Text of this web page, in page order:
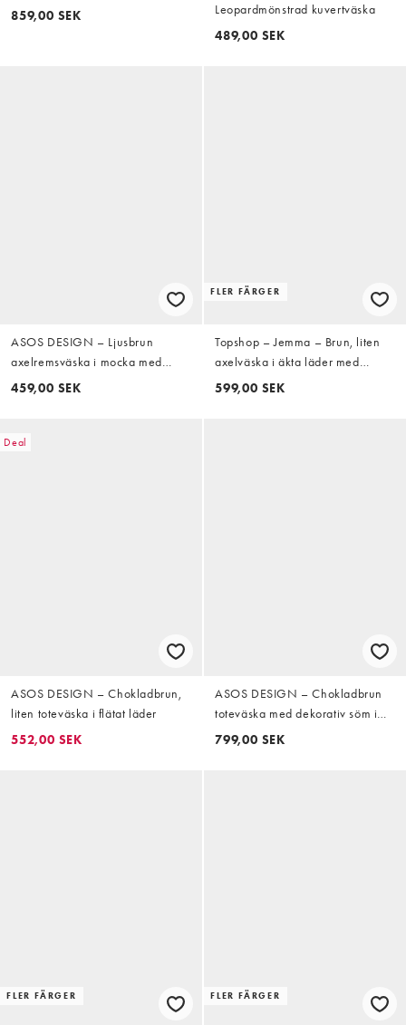
859,00 SEK
Leopardmönstrad kuvertväska
489,00 SEK
ASOS DESIGN – Ljusbrun
axelremsväska i mocka med
fransar
459,00 SEK
FLER FÄRGER
Topshop – Jemma – Brun, liten
axelväska i äkta läder med
fransar
599,00 SEK
Deal
ASOS DESIGN – Chokladbrun,
liten toteväska i flätat läder
552,00 SEK
ASOS DESIGN – Chokladbrun
toteväska med dekorativ söm i
mocka
799,00 SEK
FLER FÄRGER FLER FÄRGER